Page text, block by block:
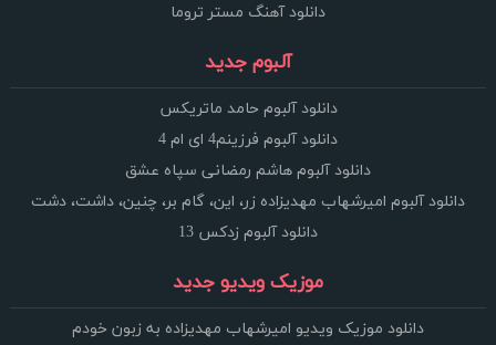
دانلود آهنگ مستر تروما
آلبوم جدید
دانلود آلبوم حامد ماتریکس
دانلود آلبوم فرزینم4 ای ام 4
دانلود آلبوم هاشم رمضانی سپاه عشق
دانلود آلبوم امیرشهاب مهدیزاده زر، این، گام بر، چنین، داشت، دشت
دانلود آلبوم زدکس 13
موزیک ویدیو جدید
دانلود موزیک ویدیو امیرشهاب مهدیزاده به زبون خودم